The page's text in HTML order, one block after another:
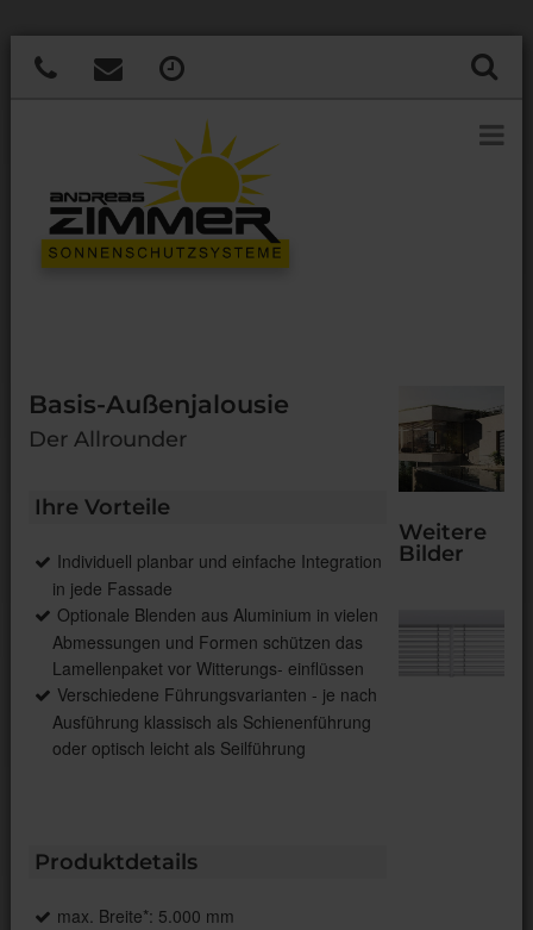
Basis-Außenjalousie
Der Allrounder
Ihre Vorteile
Individuell planbar und einfache Integration
in jede Fassade
Optionale Blenden aus Aluminium in vielen
Abmessungen und Formen schützen das
Lamellenpaket vor Witterungs- einflüssen
Verschiedene Führungsvarianten - je nach
Ausführung klassisch als Schienenführung
oder optisch leicht als Seilführung
Produktdetails
max. Breite*: 5.000 mm
Weitere
Bilder